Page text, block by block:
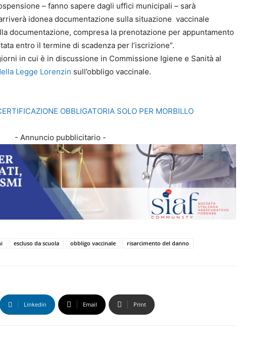
– fanno sapere dagli uffici municipali – sarà
idonea documentazione sulla situazione vaccinale
documentazione, compresa la prenotazione per appuntamento
entro il termine di scadenza per l’iscrizione”.
in cui è in discussione in Commissione Igiene e Sanità al
Legge Lorenzin sull’obbligo vaccinale.
OBBLIGATORIA SOLO PER MORBILLO
- Annuncio pubblicitario -
escluso da scuola obbligo vaccinale risarcimento del danno
Linkedin Email Print